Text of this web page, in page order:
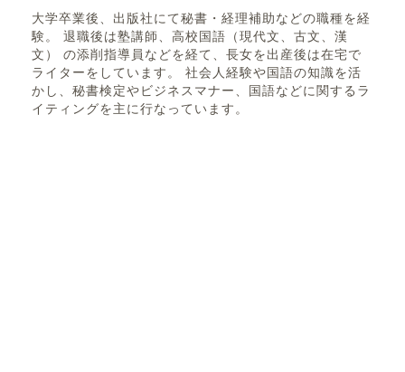
大学卒業後、出版社にて秘書・経理補助などの職種を経
験。 退職後は塾講師、高校国語（現代文、古文、漢
文） の添削指導員などを経て、長女を出産後は在宅で
ライターをしています。 社会人経験や国語の知識を活
かし、秘書検定やビジネスマナー、国語などに関するラ
イティングを主に行なっています。